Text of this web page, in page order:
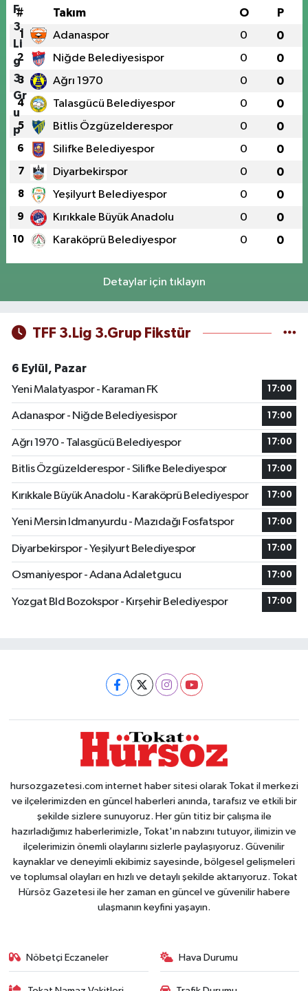
# Takım O P
1 Adanaspor 0 0
2 Niğde Belediyesispor 0 0
3 Ağrı 1970 0 0
4 Talasgücü Belediyespor 0 0
5 Bitlis Özgüzelderespor 0 0
6 Silifke Belediyespor 0 0
7 Diyarbekirspor 0 0
8 Yeşilyurt Belediyespor 0 0
9 Kırıkkale Büyük Anadolu 0 0
10 Karaköprü Belediyespor 0 0
Detaylar için tıklayın
TFF 3.Lig 3.Grup Fikstür
6 Eylül, Pazar
Yeni Malatyaspor - Karaman FK
17:00
Adanaspor - Niğde Belediyesispor 17:00
Ağrı 1970 - Talasgücü Belediyespor 17:00
Bitlis Özgüzelderespor - Silifke Belediyespor 17:00
Kırıkkale Büyük Anadolu - Karaköprü Belediyespor 17:00
Yeni Mersin Idmanyurdu - Mazıdağı Fosfatspor 17:00
Diyarbekirspor - Yeşilyurt Belediyespor 17:00
Osmaniyespor - Adana Adaletgucu 17:00
Yozgat Bld Bozokspor - Kırşehir Belediyespor 17:00
hursozgazetesi.com internet haber sitesi olarak Tokat il merkezi
ve ilçelerimizden en güncel haberleri anında, tarafsız ve etkili bir
şekilde sizlere sunuyoruz. Her gün titiz bir çalışma ile
hazırladığımız haberlerimizle, Tokat'ın nabzını tutuyor, ilimizin ve
ilçelerimizin önemli olaylarını sizlerle paylaşıyoruz. Güvenilir
kaynaklar ve deneyimli ekibimiz sayesinde, bölgesel gelişmeleri
ve toplumsal olayları en hızlı ve detaylı şekilde aktarıyoruz. Tokat
Hürsöz Gazetesi ile her zaman en güncel ve güvenilir habere
ulaşmanın keyfini yaşayın.
Nöbetçi Eczaneler Hava Durumu